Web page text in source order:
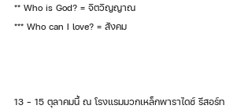
** Who is God? = จิตวิญญาณ
*** Who can I love? = สังคม
13 – 15 ตุลาคมนี้ ณ โรงแรมมวกเหล็กพาราไดซ์ รีสอร์ท